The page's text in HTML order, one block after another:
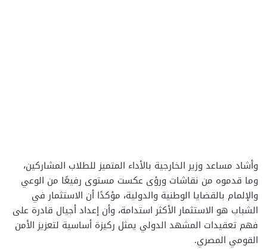
وأشاد مساعد وزير الخارجية بالأداء المتميز للطلاب المشاركين،
وما قدموه من نقاشات ورؤى عكست مستوى رفيعًا من الوعي
والإلمام بالقضايا الوطنية والدولية، مؤكدًا أن الاستثمار في
الشباب هو الاستثمار الأكثر استدامة، وأن إعداد أجيال قادرة على
فهم تعقيدات المشهد الدولي يمثل ركيزة أساسية لتعزيز الأمن
القومي المصري.